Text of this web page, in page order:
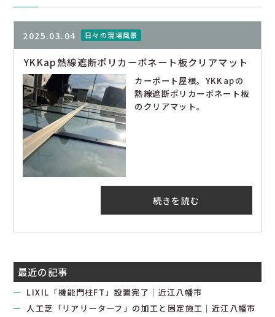
2025.03.04 日々の現場風景
YKKap熱線遮断ポリカーボネート板クリアマット
カーポート屋根。YKKapの
熱線遮断ポリカーボネート板
のクリアマット。
続きを読む
最近の記事
LIXIL「機能門柱FT」設置完了｜近江八幡市
人工芝「リアリーターフ」の加工と固定施工｜近江八幡市